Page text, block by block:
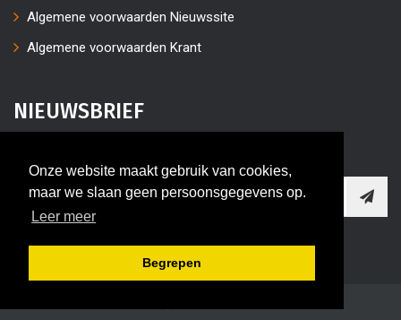
Onze website maakt gebruik van cookies,
maar we slaan geen persoonsgegevens op.
Leer meer
Begrepen
Algemene voorwaarden Nieuwssite
Algemene voorwaarden Krant
NIEUWSBRIEF